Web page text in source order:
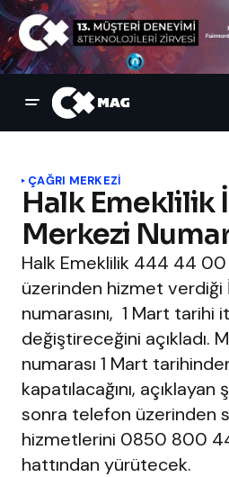
ÇAĞRI MERKEZI
Halk Emeklilik
Merkezi
Halk Emeklilik 444 44 00
üzerinden hizmet verdiği
numarasını, 1 Mart tarihi
değiştireceğini
numarası 1 Mart
kapatılacağını,
sonra telefon üzerinden
hizmetlerini 0850 800
hattından yürütecek.